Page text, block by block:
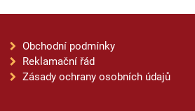
Obchodní podmínky
Reklamační řád
Zásady ochrany osobních údajů